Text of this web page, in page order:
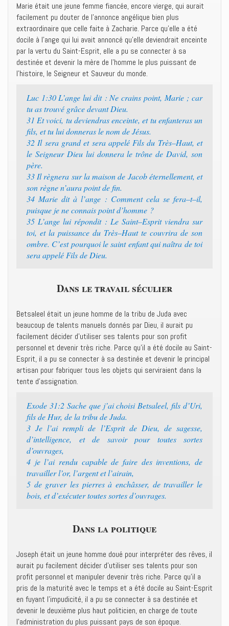
Marie était une jeune femme fiancée, encore vierge, qui aurait
facilement pu douter de l’annonce angélique bien plus
extraordinaire que celle faite à Zacharie. Parce qu’elle a été
docile à l’ange qui lui avait annoncé qu’elle deviendrait enceinte
par la vertu du Saint-Esprit, elle a pu se connecter à sa
destinée et devenir la mère de l’homme le plus puissant de
l’histoire, le Seigneur et Sauveur du monde.
Luc 1:30 ‭‭L’ange lui dit : Ne crains point, Marie ; car
tu as trouvé grâce devant Dieu.‭
31 ‭‭Et voici, tu deviendras enceinte, et tu enfanteras un
fils, et tu lui donneras le nom de Jésus.‭
32 ‭‭Il sera grand et sera appelé Fils du Très–Haut, et
le Seigneur Dieu lui donnera le trône de David, son
père.‭
33 ‭‭Il règnera sur la maison de Jacob éternellement, et
son règne n’aura point de fin.‭
34 ‭‭Marie dit à l’ange : Comment cela se fera–t–il,
puisque je ne connais point d’homme ?‭
35 ‭‭L’ange lui répondit : Le Saint–Esprit viendra sur
toi, et la puissance du Très–Haut te couvrira de son
ombre. C’est pourquoi le saint enfant qui naîtra de toi
sera appelé Fils de Dieu.‭
Dans le travail séculier
Betsaleel était un jeune homme de la tribu de Juda avec
beaucoup de talents manuels donnés par Dieu, il aurait pu
facilement décider d’utiliser ses talents pour son profit
personnel et devenir très riche. Parce qu’il a été docile au Saint-
Esprit, il a pu se connecter à sa destinée et devenir le principal
artisan pour fabriquer tous les objets qui serviraient dans la
tente d’assignation.
Exode 31:2 ‭‭Sache que j’ai choisi Betsaleel, fils d’Uri,
fils de Hur, de la tribu de Juda.‭
3 ‭‭Je l’ai rempli de l’Esprit de Dieu, de sagesse,
d’intelligence, et de savoir pour toutes sortes
d’ouvrages,‭
4 ‭‭je l’ai rendu capable de faire des inventions, de
travailler l’or, l’argent et l’airain,‭
5 ‭‭de graver les pierres à enchâsser, de travailler le
bois, et d’exécuter toutes sortes d’ouvrages.‭
Dans la politique
Joseph était un jeune homme doué pour interpréter des rêves, il
aurait pu facilement décider d’utiliser ses talents pour son
profit personnel et manipuler devenir très riche. Parce qu’il a
pris de la maturité avec le temps et a été docile au Saint-Esprit
en fuyant l’impudicité, il a pu se connecter à sa destinée et
devenir le deuxième plus haut politicien, en charge de toute
l’administration du plus puissant pays de son époque.